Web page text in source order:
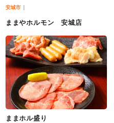
安城市
ままやホルモン 安城店
ままホル盛り